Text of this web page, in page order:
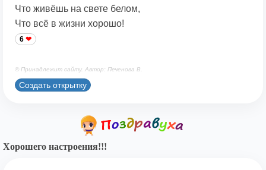
Что живёшь на свете белом,
Что всё в жизни хорошо!
6
© Принадлежит сайту. Автор: Печенова В.
Создать открытку
Хорошего настроения!!!